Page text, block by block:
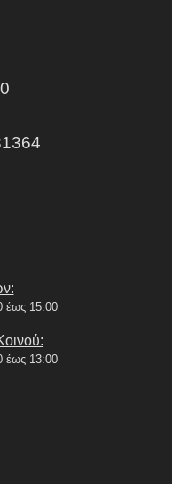
έως 15:00
έως 13:00